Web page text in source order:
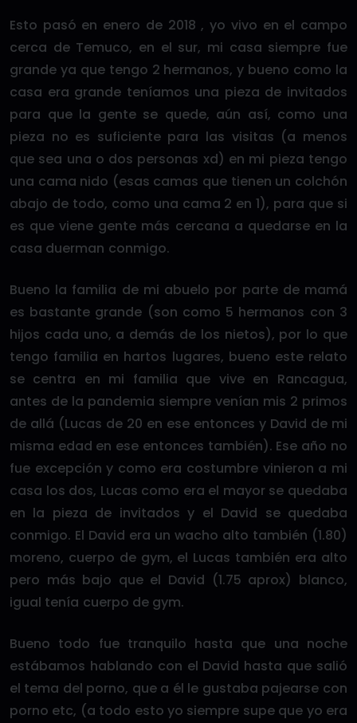
Esto pasó en enero de 2018 , yo vivo en el campo
cerca de Temuco, en el sur, mi casa siempre fue
grande ya que tengo 2 hermanos, y bueno como la
casa era grande teníamos una pieza de invitados
para que la gente se quede, aún así, como una
pieza no es suficiente para las visitas (a menos
que sea una o dos personas xd) en mi pieza tengo
una cama nido (esas camas que tienen un colchón
abajo de todo, como una cama 2 en 1), para que si
es que viene gente más cercana a quedarse en la
casa duerman conmigo.
Bueno la familia de mi abuelo por parte de mamá
es bastante grande (son como 5 hermanos con 3
hijos cada uno, a demás de los nietos), por lo que
tengo familia en hartos lugares, bueno este relato
se centra en mi familia que vive en Rancagua,
antes de la pandemia siempre venían mis 2 primos
de allá (Lucas de 20 en ese entonces y David de mi
misma edad en ese entonces también). Ese año no
fue excepción y como era costumbre vinieron a mi
casa los dos, Lucas como era el mayor se quedaba
en la pieza de invitados y el David se quedaba
conmigo. El David era un wacho alto también (1.80)
moreno, cuerpo de gym, el Lucas también era alto
pero más bajo que el David (1.75 aprox) blanco,
igual tenía cuerpo de gym.
Bueno todo fue tranquilo hasta que una noche
estábamos hablando con el David hasta que salió
el tema del porno, que a él le gustaba pajearse con
porno etc, (a todo esto yo siempre supe que yo era